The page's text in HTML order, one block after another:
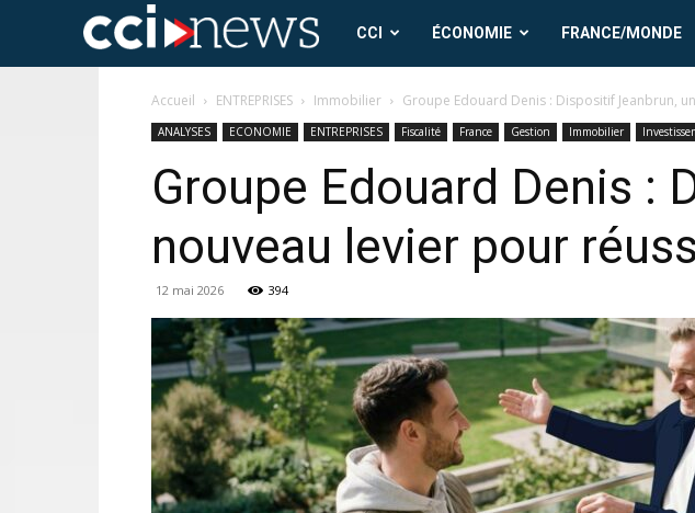
CCI
News
CCI ÉCONOMIE FRANCE/MONDE
Accueil ENTREPRISES Immobilier Groupe Edouard Denis : Dispositif Jeanbrun,
ANALYSES ECONOMIE ENTREPRISES Fiscalité France Gestion Immobilier
Groupe Edouard Denis :
nouveau levier pour
12 mai 2026 394